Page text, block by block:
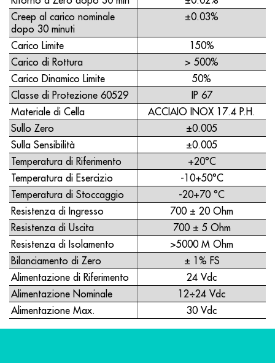
Creep al carico nominale
dopo 30 minuti
±0.03%
Carico Limite
150%
Carico di Rottura
> 500%
Carico Dinamico Limite
50%
Classe di Protezione 60529
IP 67
Materiale di Cella
ACCIAIO INOX 17.4 P.H.
Sullo Zero
±0.005
Sulla Sensibilità
±0.005
Temperatura di Riferimento
+20°C
Temperatura di Esercizio
-10+50°C
Temperatura di Stoccaggio
-20+70 °C
Resistenza di Ingresso
700 ± 20 Ohm
Resistenza di Uscita
700 ± 5 Ohm
Resistenza di Isolamento
>5000 M Ohm
Bilanciamento di Zero
± 1% FS
Alimentazione di Riferimento
24 Vdc
Alimentazione Nominale
12÷24 Vdc
Alimentazione Max.
30 Vdc